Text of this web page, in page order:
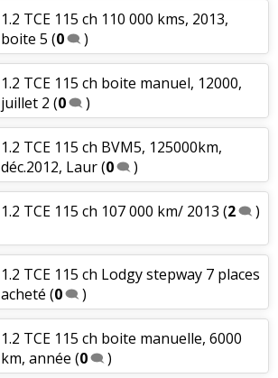
1.2 TCE 115 ch 110 000 kms, 2013,
boite 5 (0 )
1.2 TCE 115 ch boite manuel, 12000,
juillet 2 (0 )
1.2 TCE 115 ch BVM5, 125000km,
déc.2012, Laur(0 )
1.2 TCE 115 ch 107 000 km/ 2013 (2 )
1.2 TCE 115 ch Lodgy stepway 7 places
acheté (0 )
1.2 TCE 115 ch boite manuelle, 6000
km, année (0 )